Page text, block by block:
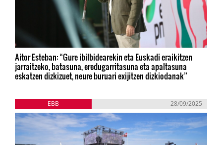
Aitor Esteban: “Gure ibilbidearekin eta Euskadi eraikitzen
jarraitzeko, batasuna, eredugarritasuna eta apaltasuna
eskatzen dizkizuet, neure buruari exijitzen dizkiodanak”
EBB 28/09/2025